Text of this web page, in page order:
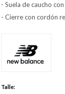
- Suela de caucho
- Cierre con cordón
Talle: